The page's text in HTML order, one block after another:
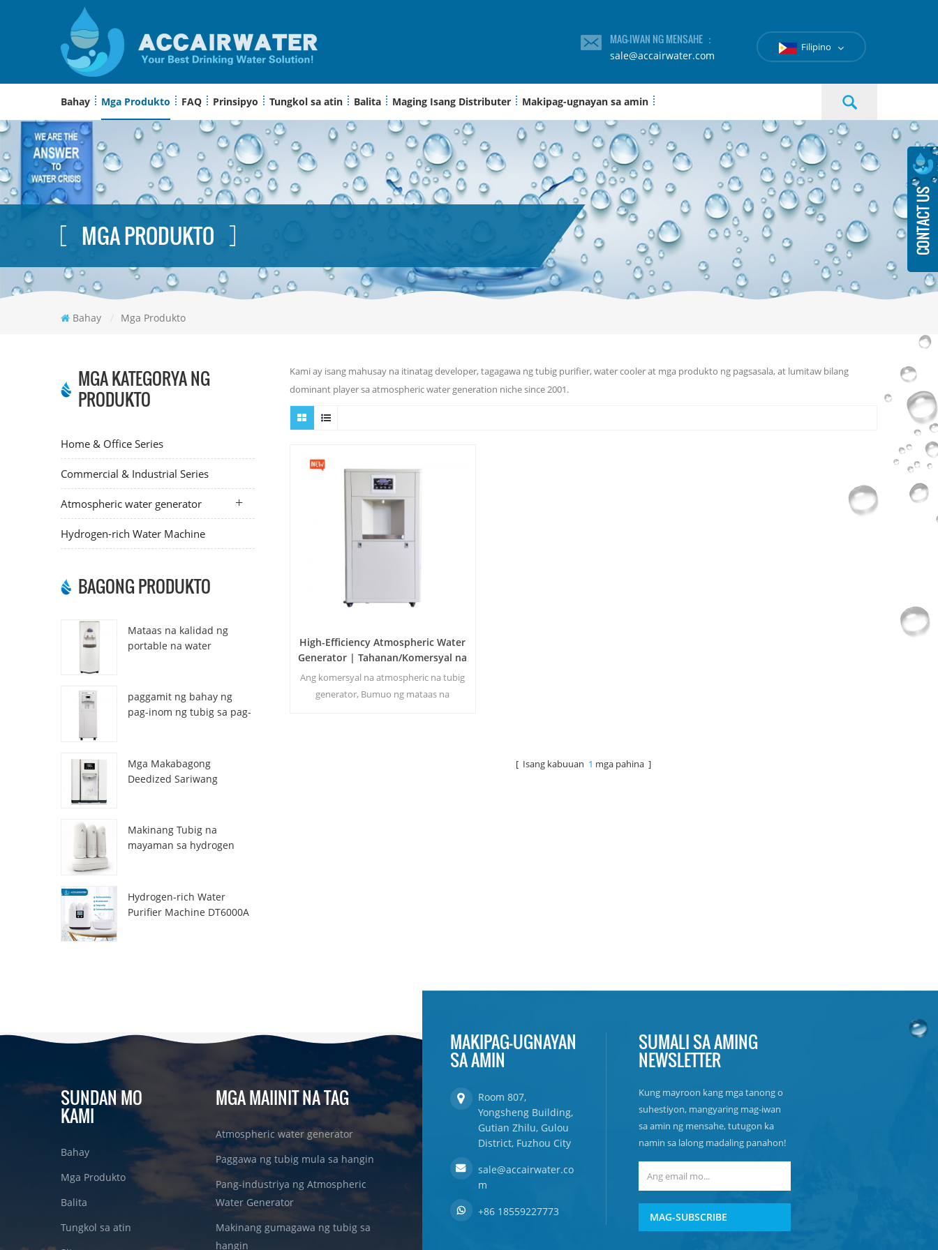
MAG-IWAN NG MENSAHE ：
sale@accairwater.com
Filipino
Bahay Mga Produkto FAQ Prinsipyo Tungkol sa atin Balita Maging Isang Distributer Makipag-ugnayan sa amin
MGA PRODUKTO
Bahay / Mga Produkto
MGA KATEGORYA NG
PRODUKTO
Home & Office Series
Commercial & Industrial Series
Atmospheric water generator
Hydrogen-rich Water Machine
BAGONG PRODUKTO
Mataas na kalidad ng
portable na water
paggamit ng bahay ng
pag-inom ng tubig sa pag-
Mga Makabagong
Deedized Sariwang
ZL9510W
Makinang Tubig na
mayaman sa hydrogen
Hydrogen-rich Water
Purifier Machine DT6000A
Kami ay isang mahusay na itinatag developer, tagagawa ng tubig purifier, water cooler at mga produkto ng pagsasala, at lumitaw bilang
dominant player sa atmospheric water generation niche since 2001.
High-Efficiency Atmospheric Water
Generator | Tahanan/Komersyal na
Eco-Friendly na Device | EA-60E
Ang komersyal na atmospheric na tubig
generator, Bumuo ng mataas na
[ Isang kabuuan 1 mga pahina ]
SUNDAN MO
KAMI
Bahay
Mga Produkto
Balita
Tungkol sa atin
MGA MAIINIT NA TAG
Atmospheric water generator
Paggawa ng tubig mula sa hangin
Pang-industriya ng Atmospheric
Water Generator
Makinang gumagawa ng tubig sa
hangin
MAKIPAG-UGNAYAN
SA AMIN
Room 807,
Yongsheng Building,
Gutian Zhilu, Gulou
District, Fuzhou City
sale@accairwater.co
m
+86 18559227773
SUMALI SA AMING
NEWSLETTER
Kung mayroon kang mga tanong o
suhestiyon, mangyaring mag-iwan
sa amin ng mensahe, tutugon ka
namin sa lalong madaling panahon!
MAG-SUBSCRIBE